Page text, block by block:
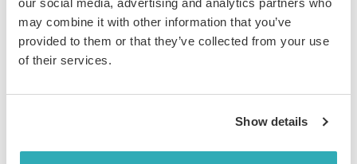
may combine it with other information that you’ve
provided to them or that they’ve collected from your use
of their services.
Show details
Benutzernamen und dem Passwort geschützt.
So aktivierst du die IP-Whitelist
in deinem Flipbook